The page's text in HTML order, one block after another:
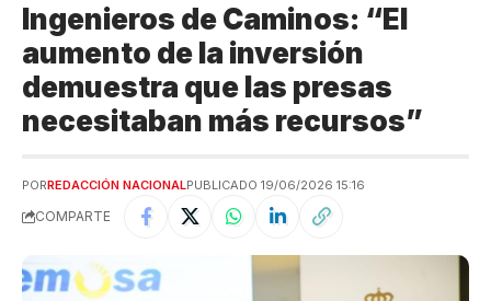
Ingenieros de Caminos: “El
aumento de la inversión
demuestra que las presas
necesitaban más recursos”
PORREDACCIÓN NACIONALPUBLICADO 19/06/2026 15:16
COMPARTE